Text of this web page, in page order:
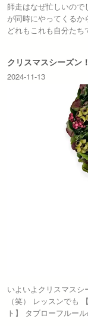
師走はなぜ忙しいので
が同時にやってくるか
どれもこれも自分た
クリスマスシーズン！
2024-11-13
いよいよクリスマス
（笑） レッスンでも
ト】 タブローフルー